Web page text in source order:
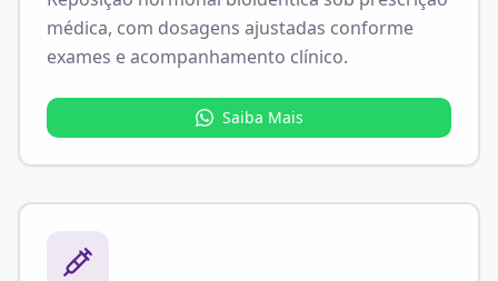
médica, com dosagens ajustadas conforme
exames e acompanhamento clínico.
Saiba Mais